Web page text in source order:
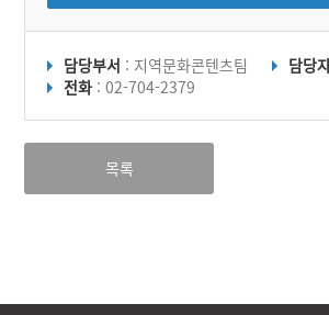
담당부서 : 지역문화콘텐츠팀 담당
전화 : 02-704-2379
목록